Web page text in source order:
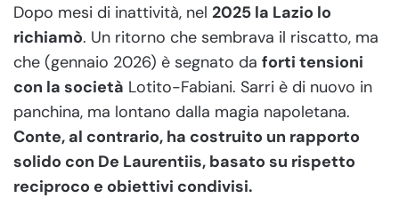
Dopo mesi di inattività, nel 2025 la Lazio lo
richiamò. Un ritorno che sembrava il riscatto, ma
che (gennaio 2026) è segnato da forti tensioni
con la società Lotito-Fabiani. Sarri è di nuovo in
panchina, ma lontano dalla magia napoletana.
Conte, al contrario, ha costruito un rapporto
solido con De Laurentiis, basato su rispetto
reciproco e obiettivi condivisi.